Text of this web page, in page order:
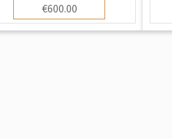
€600.00